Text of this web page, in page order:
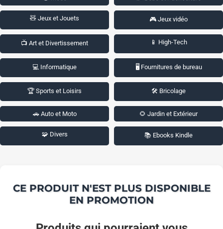
🧸 Jeux et Jouets 🎮 Jeux vidéo
📺 Art et Divertissement 📱 High-Tech
💻 Informatique 🖥️ Fournitures de bureau
🏆 Sports et Loisirs 🛠️ Bricolage
🚗 Auto et Moto 🌻 Jardin et Extérieur
🧩 Divers 📚 Ebooks Kindle
CE PRODUIT N'EST PLUS DISPONIBLE
EN PROMOTION